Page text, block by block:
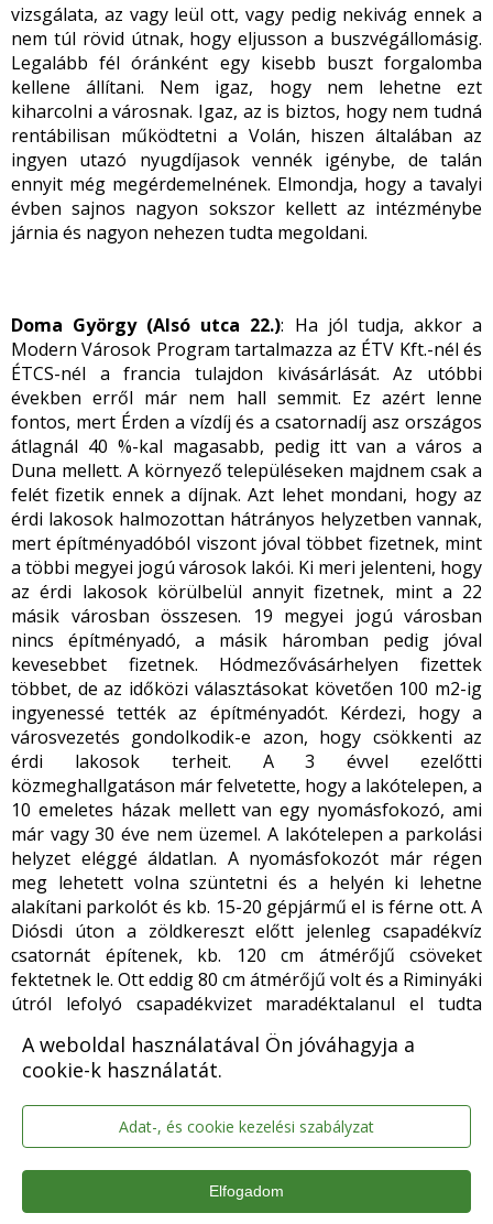
A weboldal használatával Ön jóváhagyja a
cookie-k használatát.
Adat-, és cookie kezelési szabályzat
Elfogadom
vizsgálata, az vagy leül ott, vagy pedig nekivág ennek a
nem túl rövid útnak, hogy eljusson a buszvégállomásig.
Legalább fél óránként egy kisebb buszt forgalomba
kellene állítani. Nem igaz, hogy nem lehetne ezt
kiharcolni a városnak. Igaz, az is biztos, hogy nem tudná
rentábilisan működtetni a Volán, hiszen általában az
ingyen utazó nyugdíjasok vennék igénybe, de talán
ennyit még megérdemelnének. Elmondja, hogy a tavalyi
évben sajnos nagyon sokszor kellett az intézménybe
járnia és nagyon nehezen tudta megoldani.
Doma György (Alsó utca 22.): Ha jól tudja, akkor a
Modern Városok Program tartalmazza az ÉTV Kft.-nél és
ÉTCS-nél a francia tulajdon kivásárlását. Az utóbbi
években erről már nem hall semmit. Ez azért lenne
fontos, mert Érden a vízdíj és a csatornadíj asz országos
átlagnál 40 %-kal magasabb, pedig itt van a város a
Duna mellett. A környező településeken majdnem csak a
felét fizetik ennek a díjnak. Azt lehet mondani, hogy az
érdi lakosok halmozottan hátrányos helyzetben vannak,
mert építményadóból viszont jóval többet fizetnek, mint
a többi megyei jogú városok lakói. Ki meri jelenteni, hogy
az érdi lakosok körülbelül annyit fizetnek, mint a 22
másik városban összesen. 19 megyei jogú városban
nincs építményadó, a másik háromban pedig jóval
kevesebbet fizetnek. Hódmezővásárhelyen fizettek
többet, de az időközi választásokat követően 100 m2-ig
ingyenessé tették az építményadót. Kérdezi, hogy a
városvezetés gondolkodik-e azon, hogy csökkenti az
érdi lakosok terheit. A 3 évvel ezelőtti
közmeghallgatáson már felvetette, hogy a lakótelepen, a
10 emeletes házak mellett van egy nyomásfokozó, ami
már vagy 30 éve nem üzemel. A lakótelepen a parkolási
helyzet eléggé áldatlan. A nyomásfokozót már régen
meg lehetett volna szüntetni és a helyén ki lehetne
alakítani parkolót és kb. 15-20 gépjármű el is férne ott. A
Diósdi úton a zöldkereszt előtt jelenleg csapadékvíz
csatornát építenek, kb. 120 cm átmérőjű csöveket
fektetnek le. Ott eddig 80 cm átmérőjű volt és a Riminyáki
útról lefolyó csapadékvizet maradéktalanul el tudta
vezetni. A gond ott lehetett, hogy ebbe a csapadékvíz
csatornába a befolyásnál lehetett valami probléma és
többek között ezért vannak homokzsákok az óvodánál
is. Mivel ez egy nagy beruházás, ezért szerinte jó lett
volna előtte jobban vizsgálni, hogy mi okozta ezeket az
elárasztásokat. A beszámolóban is elhangzott, hogy sok
helyen épül csapadékvíz-elvezető csatorna, illetve árok. A
Huba utcában ebben a hónapban kezdték el építeni az